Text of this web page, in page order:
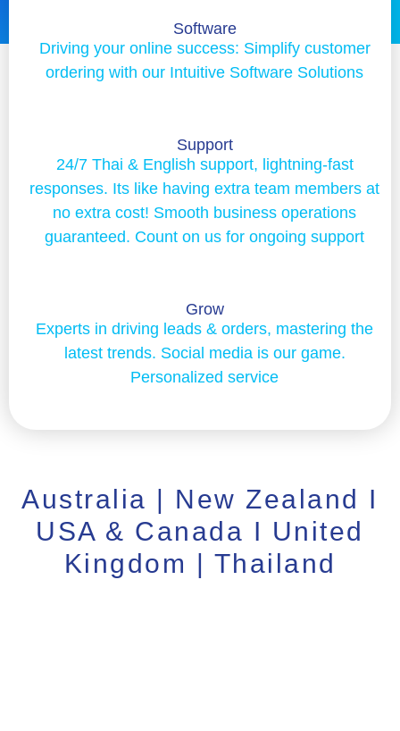
Software
Driving your online success: Simplify customer
ordering with our Intuitive Software Solutions
Support
24/7 Thai & English support, lightning-fast
responses. Its like having extra team members at
no extra cost! Smooth business operations
guaranteed. Count on us for ongoing support
Grow
Experts in driving leads & orders, mastering the
latest trends. Social media is our game.
Personalized service
Australia | New Zealand I
USA & Canada I United
Kingdom | Thailand